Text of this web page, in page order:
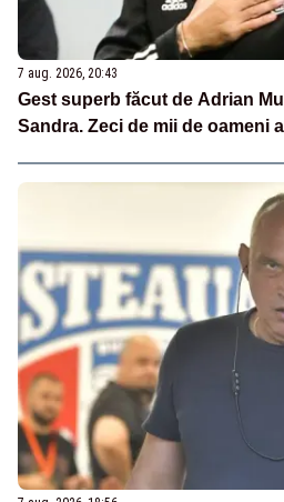
7 aug. 2026, 20:43
Gest superb făcut de Adrian
Sandra. Zeci de mii de oameni